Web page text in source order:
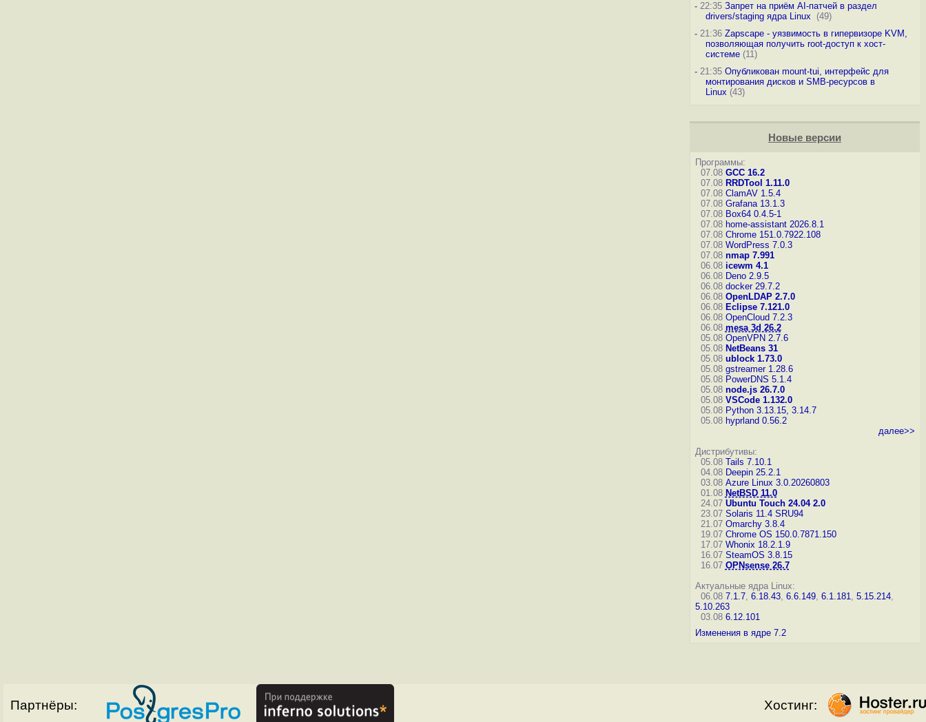
-22:35 Запрет на приём AI-патчей в раздел
drivers/staging ядра Linux
(49)
-21:36 Zapscape - уязвимость в гипервизоре KVM,
позволяющая получить root-доступ к хост-
системе(11)
-21:35 Опубликован mount-tui, интерфейс для
монтирования дисков и SMB-ресурсов в
Linux (43)
Новые версии
Программы:
07.08 GCC 16.2
07.08 RRDTool 1.11.0
07.08 ClamAV 1.5.4
07.08 Grafana 13.1.3
07.08 Box64 0.4.5-1
07.08 home-assistant 2026.8.1
07.08 Chrome 151.0.7922.108
07.08 WordPress 7.0.3
07.08 nmap 7.991
06.08 icewm 4.1
06.08 Deno 2.9.5
06.08 docker 29.7.2
06.08 OpenLDAP 2.7.0
06.08 Eclipse 7.121.0
06.08 OpenCloud 7.2.3
06.08 mesa 3d 26.2
05.08 OpenVPN 2.7.6
05.08 NetBeans 31
05.08 ublock 1.73.0
05.08 gstreamer 1.28.6
05.08 PowerDNS 5.1.4
05.08 node.js 26.7.0
05.08 VSCode 1.132.0
05.08 Python 3.13.15, 3.14.7
05.08 hyprland 0.56.2
далее>>
Дистрибутивы:
05.08 Tails 7.10.1
04.08 Deepin 25.2.1
03.08 Azure Linux 3.0.20260803
01.08 NetBSD 11.0
24.07 Ubuntu Touch 24.04 2.0
23.07 Solaris 11.4 SRU94
21.07 Omarchy 3.8.4
19.07 Chrome OS 150.0.7871.150
17.07 Whonix 18.2.1.9
16.07 SteamOS 3.8.15
16.07 OPNsense 26.7
Актуальные ядра Linux:
06.08 7.1.7, 6.18.43, 6.6.149, 6.1.181, 5.15.214,
5.10.263
03.08 6.12.101
Изменения в ядре 7.2
Партнёры: Хостинг: